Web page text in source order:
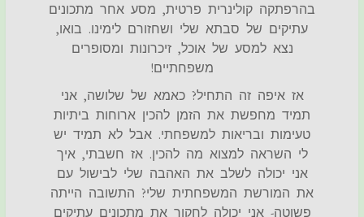
בהרפתקה קולינרית פרטית, מסע אחר מתכונים
עתיקים של סבתא שלי ושחזורם לימינו. בואו,
נצא למסע של אוכל, זיכרונות ומסופרים
משפחתיים!
אז איפה זה התחיל? כאמא של שלושה, אני
תמיד מחפשת את הזמן להכין ארוחות ביתיות
טעימות ובריאות למשפחתי. אבל לא תמיד יש
לי השראה למצוא מה להכין. אז חשבתי, איך
אני יכולה לשלב את האהבה שלי לבישול עם
את המורשת המשפחתית שלי? התשובה הייתה
פשוטה- אני יכולה לחקור את מתכונים עתיקים